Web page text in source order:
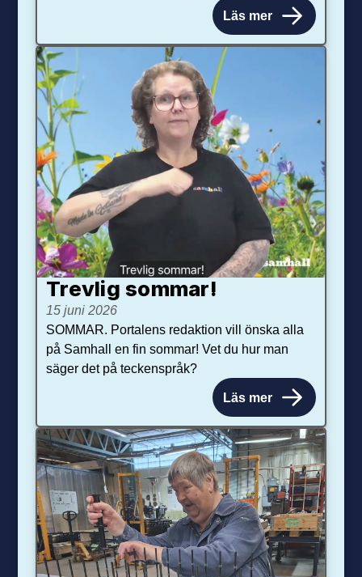
Läs mer
Trevlig sommar!
15 juni 2026
SOMMAR. Portalens redaktion vill önska alla
på Samhall en fin sommar! Vet du hur man
säger det på teckenspråk?
Läs mer